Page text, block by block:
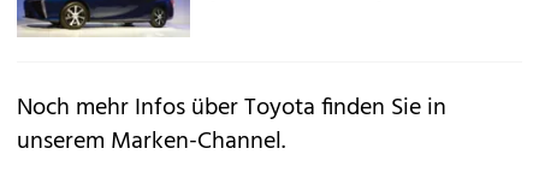
Noch mehr Infos über Toyota finden Sie in
unserem Marken-Channel.